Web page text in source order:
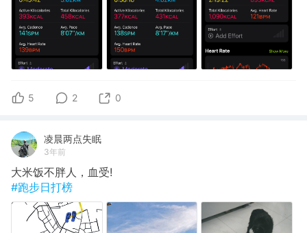
5 2 0
凌晨两点失眠
3年前
大米饭不胖人，血受!
#跑步日打榜